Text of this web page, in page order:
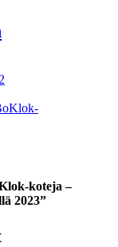
koteja –
2023”